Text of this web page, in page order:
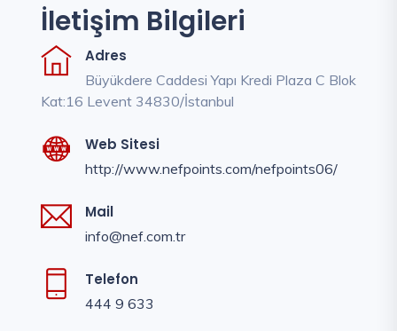
İletişim Bilgileri
Adres
Büyükdere Caddesi Yapı Kredi Plaza C Blok
Kat:16 Levent 34830/İstanbul
Web Sitesi
http://www.nefpoints.com/nefpoints06/
Mail
info@nef.com.tr
Telefon
444 9 633